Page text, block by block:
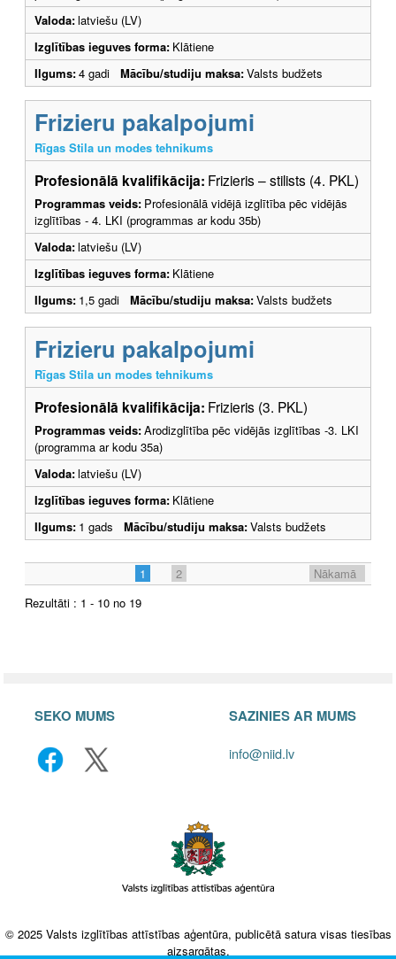
Valoda:latviešu (LV)
Izglītības ieguves forma: Klātiene
Ilgums:4 gadi Mācību/studiju maksa:Valsts budžets
Frizieru pakalpojumi
Rīgas Stila un modes tehnikums
Profesionālā kvalifikācija: Frizieris – stilists (4. PKL)
Programmas veids: Profesionālā vidējā izglītība pēc vidējās
izglītības - 4. LKI (programmas ar kodu 35b)
Valoda:latviešu (LV)
Izglītības ieguves forma: Klātiene
Ilgums: 1,5 gadi Mācību/studiju maksa:Valsts budžets
Frizieru pakalpojumi
Rīgas Stila un modes tehnikums
Profesionālā kvalifikācija: Frizieris (3. PKL)
Programmas veids:Arodizglītība pēc vidējās izglītības -3. LKI
(programma ar kodu 35a)
Valoda:latviešu (LV)
Izglītības ieguves forma: Klātiene
Ilgums: 1 gads Mācību/studiju maksa:Valsts budžets
1 2
Nākamā
Rezultāti : 1 - 10 no 19
SEKO MUMS SAZINIES AR MUMS
info@niid.lv
© 2025 Valsts izglītības attīstības aģentūra, publicētā satura visas tiesības
aizsargātas.